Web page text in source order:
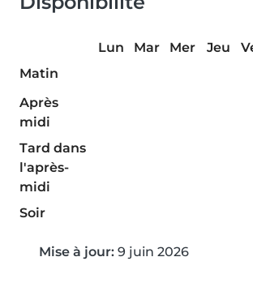
Lun Mar Mer Jeu
Matin
Après
midi
Tard dans
l'après-
midi
Soir
Mise à jour: 9 juin 2026